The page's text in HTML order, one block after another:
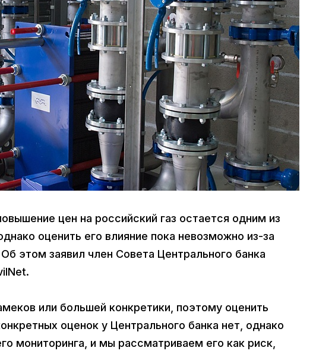
цен на российский газ остается одним из
оценить его влияние пока невозможно из-за
этом заявил член Совета Центрального банка
или большей конкретики, поэтому оценить
оценок у Центрального банка нет, однако
мониторинга, и мы рассматриваем его как риск,